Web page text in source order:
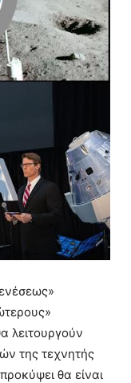
λειτουργούν
της τεχνητής
θα είναι